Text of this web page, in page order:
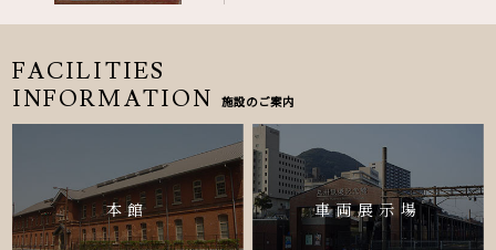
FACILITIES
INFORMATION
施設のご案内
本館 車両展示場